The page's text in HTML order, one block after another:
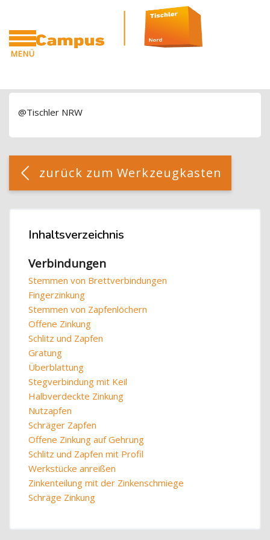
MENÜ
Zum Hauptinhalt
Blöcke
Blöcke
@Tischler NRW
Blöcke
[Cocoon] Custom HTML überspringen
zurück zum Werkzeugkasten
Inhaltsverzeichnis überspringen
Inhaltsverzeichnis
Verbindungen
Stemmen von Brettverbindungen
Fingerzinkung
Stemmen von Zapfenlöchern
Offene Zinkung
Schlitz und Zapfen
Gratung
Überblattung
Stegverbindung mit Keil
Halbverdeckte Zinkung
Nutzapfen
Schräger Zapfen
Offene Zinkung auf Gehrung
Schlitz und Zapfen mit Profil
Werkstücke anreißen
Zinkenteilung mit der Zinkenschmiege
Schräge Zinkung